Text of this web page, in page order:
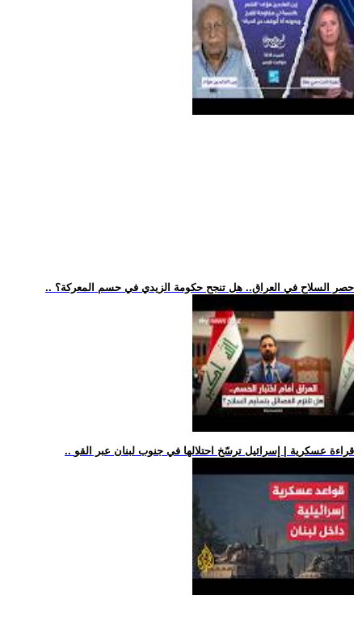
.. حصر السلاح في العراق.. هل تنجح حكومة الزيدي في حسم المعركة؟
.. قراءة عسكرية | إسرائيل ترسّخ احتلالها في جنوب لبنان عبر القو